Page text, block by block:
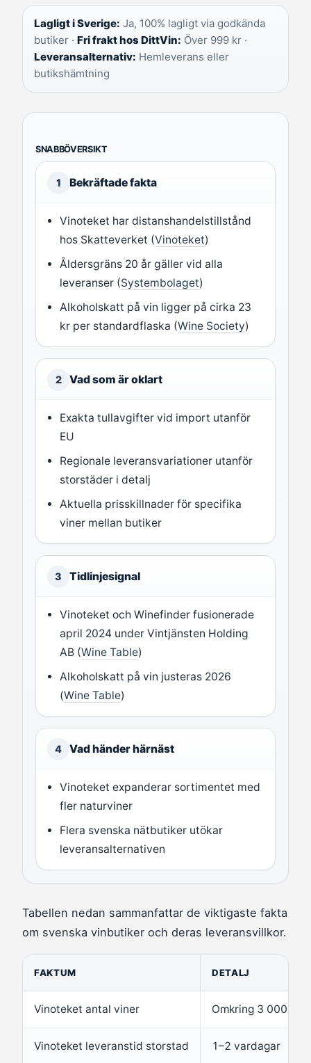
Lagligt i Sverige: Ja, 100% lagligt via godkända
butiker · Fri frakt hos DittVin: Över 999 kr ·
Leveransalternativ: Hemleverans eller
butikshämtning
SNABBÖVERSIKT
1 Bekräftade fakta
Vinoteket har distanshandelstillstånd
hos Skatteverket (Vinoteket)
Åldersgräns 20 år gäller vid alla
leveranser (Systembolaget)
Alkoholskatt på vin ligger på cirka 23
kr per standardflaska (Wine Society)
2 Vad som är oklart
Exakta tullavgifter vid import utanför
EU
Regionale leveransvariationer utanför
storstäder i detalj
Aktuella prisskillnader för specifika
viner mellan butiker
3 Tidlinjesignal
Vinoteket och Winefinder fusionerade
april 2024 under Vintjänsten Holding
AB (Wine Table)
Alkoholskatt på vin justeras 2026
(Wine Table)
4 Vad händer härnäst
Vinoteket expanderar sortimentet med
fler naturviner
Flera svenska nätbutiker utökar
leveransalternativen
Tabellen nedan sammanfattar de viktigaste fakta
om svenska vinbutiker och deras leveransvillkor.
FAKTUM DETALJ
Vinoteket antal viner Omkring 3 000
Vinoteket leveranstid storstad 1–2 vardagar